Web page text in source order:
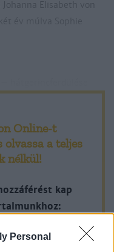
Personal
Elisabeth von
szerint nem kis
hercegkisasszony
természetének
Fontaine művei mellett
és Voltaire
Online-t
olvassa a teljes
nélkül!
kap
lapszámok